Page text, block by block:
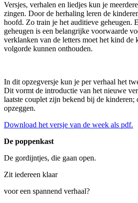
Versjes, verhalen en liedjes kun je
zingen. Door de herhaling leren de
hoofd. Zo train je het auditieve geheugen.
geheugen is een belangrijke voorwaarde
verklanken van de letters moet het kind de
volgorde kunnen onthouden.
In dit opzegversje kun je per verhaal het
Dit vormt de introductie van het nieuwe
laatste couplet zijn bekend bij de kinderen;
opzeggen.
Download het versje van de week als pdf.
De poppenkast
De gordijntjes, die gaan open.
Zit iedereen klaar
voor een spannend verhaal?